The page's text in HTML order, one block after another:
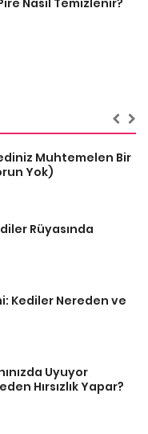
Muhtemelen Bir
Yok)
Rüyasında
Kediler Nereden ve
Uyuyor
Hırsızlık Yapar?